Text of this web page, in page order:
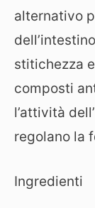
alternativo
stitichezza
composti
l’attività
regolano la
Ingredienti